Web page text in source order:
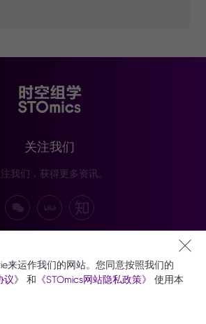
关注我们
我们，获得更多资讯。
大时空技术、产品及活动资讯。
来运作我们的网站。您同意按照我们的
议》
和 《STOmics网站隐私政策》
使用本